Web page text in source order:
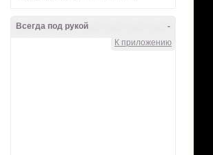
-
Всегда под рукой
К приложению